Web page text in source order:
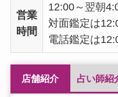
営業
時間
12:00～翌朝
対面鑑定は
電話鑑定は
店舗紹介 占い師紹